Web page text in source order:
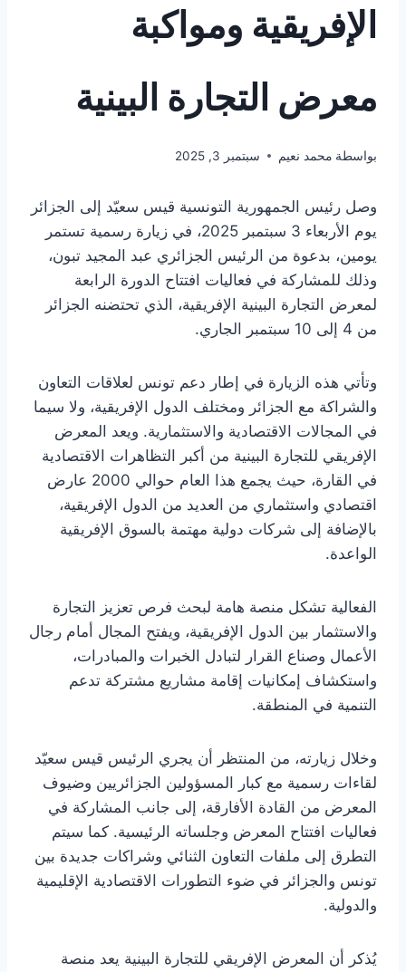
الإفريقية ومواكبة
معرض التجارة البينية
بواسطة محمد نعيم سبتمبر 3, 2025
وصل رئيس الجمهورية التونسية قيس سعيّد إلى الجزائر
يوم الأربعاء 3 سبتمبر 2025، في زيارة رسمية تستمر
يومين، بدعوة من الرئيس الجزائري عبد المجيد تبون،
وذلك للمشاركة في فعاليات افتتاح الدورة الرابعة
لمعرض التجارة البينية الإفريقية، الذي تحتضنه الجزائر
من 4 إلى 10 سبتمبر الجاري.
وتأتي هذه الزيارة في إطار دعم تونس لعلاقات التعاون
والشراكة مع الجزائر ومختلف الدول الإفريقية، ولا سيما
في المجالات الاقتصادية والاستثمارية. ويعد المعرض
الإفريقي للتجارة البينية من أكبر التظاهرات الاقتصادية
في القارة، حيث يجمع هذا العام حوالي 2000 عارض
اقتصادي واستثماري من العديد من الدول الإفريقية،
بالإضافة إلى شركات دولية مهتمة بالسوق الإفريقية
الواعدة.
الفعالية تشكل منصة هامة لبحث فرص تعزيز التجارة
والاستثمار بين الدول الإفريقية، ويفتح المجال أمام رجال
الأعمال وصناع القرار لتبادل الخبرات والمبادرات،
واستكشاف إمكانيات إقامة مشاريع مشتركة تدعم
التنمية في المنطقة.
وخلال زيارته، من المنتظر أن يجري الرئيس قيس سعيّد
لقاءات رسمية مع كبار المسؤولين الجزائريين وضيوف
المعرض من القادة الأفارقة، إلى جانب المشاركة في
فعاليات افتتاح المعرض وجلساته الرئيسية. كما سيتم
التطرق إلى ملفات التعاون الثنائي وشراكات جديدة بين
تونس والجزائر في ضوء التطورات الاقتصادية الإقليمية
والدولية.
يُذكر أن المعرض الإفريقي للتجارة البينية يعد منصة